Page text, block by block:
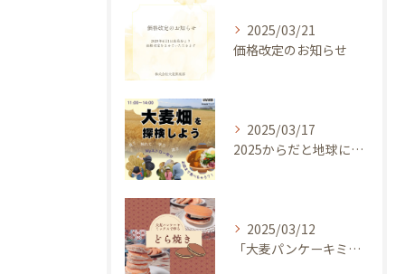
2025/03/21
価格改定のお知らせ
2025/03/17
2025からだと地球にやさしい大麦de体験しよう ～ 今年のキャッチフレーズは 『大麦畑を探検しよう！』イベントのご案内
2025/03/12
「大麦パンケーキミックス」を使ってどら焼き作ってみませんか？